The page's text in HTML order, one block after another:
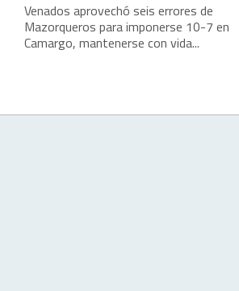
Venados aprovechó seis errores de
Mazorqueros para imponerse 10-7 en
Camargo, mantenerse con vida...